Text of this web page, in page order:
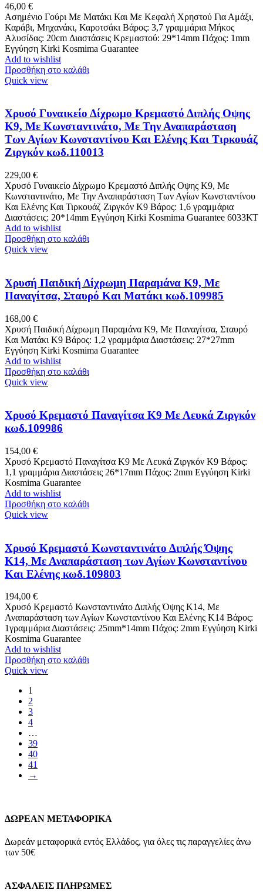
46,00 €
Ασημένιο Γούρι Με Ματάκι Και Με Κεφαλή Χρηστού Για Αμάξι,
Καράβι, Μηχανάκι, Καροτσάκι Βάρος: 3,7 γραμμάρια Μήκος
Αλυσίδας: 20cm Διαστάσεις Κρεμαστού: 29*14mm Πάχος: 1mm
Εγγύηση Kirki Kosmima Guarantee
Add to wishlist
Προσθήκη στο καλάθι
Quick view
Χρυσό Γυναικείο Δίχρωμο Κρεμαστό Διπλής Οψης
K9, Με Κωνσταντινάτο, Με Την Αναπαράσταση
Των Αγίων Κωνσταντίνου Και Ελένης Και Τιρκουάζ
Ζιργκόν κωδ.110013
229,00 €
Χρυσό Γυναικείο Δίχρωμο Κρεμαστό Διπλής Οψης K9, Με
Κωνσταντινάτο, Με Την Αναπαράσταση Των Αγίων Κωνσταντίνου
Και Ελένης Και Τιρκουάζ Ζιργκόν Κ9 Βάρος: 1,6 γραμμάρια
Διαστάσεις: 20*14mm Εγγύηση Kirki Kosmima Guarantee 6033ΚΤ
Add to wishlist
Προσθήκη στο καλάθι
Quick view
Χρυσή Παιδική Δίχρωμη Παραμάνα K9, Με
Παναγίτσα, Σταυρό Και Ματάκι κωδ.109985
168,00 €
Χρυσή Παιδική Δίχρωμη Παραμάνα K9, Με Παναγίτσα, Σταυρό
Και Ματάκι Κ9 Βάρος: 1,2 γραμμάρια Διαστάσεις: 27*27mm
Εγγύηση Kirki Kosmima Guarantee
Add to wishlist
Προσθήκη στο καλάθι
Quick view
Χρυσό Κρεμαστό Παναγίτσα K9 Με Λευκά Ζιργκόν
κωδ.109986
154,00 €
Χρυσό Κρεμαστό Παναγίτσα K9 Με Λευκά Ζιργκόν Κ9 Βάρος:
1,1 γραμμάρια Διαστάσεις 26*17mm Πάχος: 2mm Εγγύηση Kirki
Kosmima Guarantee
Add to wishlist
Προσθήκη στο καλάθι
Quick view
Χρυσό Κρεμαστό Κωνσταντινάτο Διπλής Όψης
K14, Με Αναπαράσταση των Αγίων Κωνσταντίνου
Και Ελένης κωδ.109803
194,00 €
Χρυσό Κρεμαστό Κωνσταντινάτο Διπλής Όψης K14, Με
Αναπαράσταση των Αγίων Κωνσταντίνου Και Ελένης Κ14 Βάρος:
1γραμμάρια Διαστάσεις: 25mm*14mm Πάχος: 2mm Εγγύηση Kirki
Kosmima Guarantee
Add to wishlist
Προσθήκη στο καλάθι
Quick view
1
2
3
4
…
39
40
41
→
ΔΩΡΕΑΝ ΜΕΤΑΦΟΡΙΚΑ
Δωρεάν μεταφορικά εντός Ελλάδος, για όλες τις παραγγελίες άνω
των 50€
ΑΣΦΑΛΕΙΣ ΠΛΗΡΩΜΕΣ